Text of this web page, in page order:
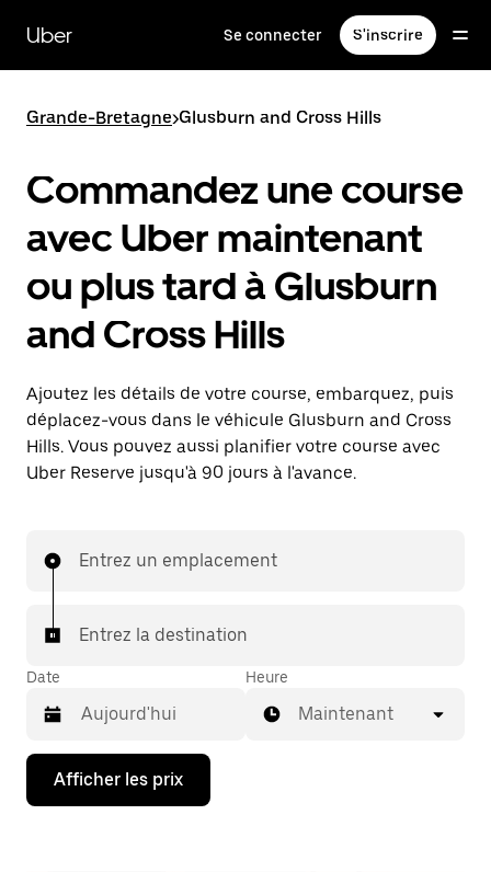
contenu
principal
Uber Se connecter S'inscrire
Grande-Bretagne>Glusburn and Cross Hills
Commandez une course
avec Uber maintenant
ou plus tard à Glusburn
and Cross Hills
Ajoutez les détails de votre course, embarquez, puis
déplacez-vous dans le véhicule Glusburn and Cross
Hills. Vous pouvez aussi planifier votre course avec
Uber Reserve jusqu'à 90 jours à l'avance.
Entrez un emplacement
Entrez la destination
Date
Appuyez
la
Heure
Maintenant
Afficher les prix